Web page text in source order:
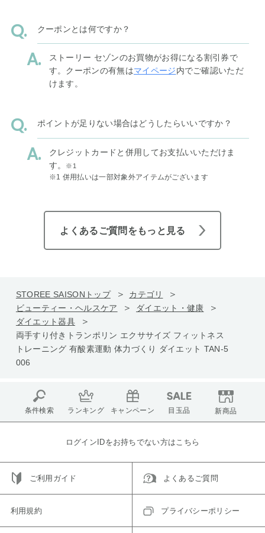
クーポンとは何ですか？
ストーリー セゾンのお買物がお得になる割引券で
す。クーポンの有無はマイページ内でご確認いただ
けます。
ポイントが足りない場合はどうしたらいいですか？
クレジットカードと併用してお支払いいただけま
す。
※1
※1 併用払いは一部対象外アイテムがございます
よくあるご質問をもっと見る
STOREE SAISONトップ
カテゴリ
ビューティー・ヘルスケア
ダイエット・健康
ダイエット器具
両手すり付きトランポリン エクササイズ フィットネス
トレーニング 有酸素運動 体力づくり ダイエット TAN-5
006
条件検索 ランキング キャンペーン 目玉品 新商品
ログインIDをお持ちでない方はこちら
ご利用ガイド よくあるご質問
利用規約 プライバシーポリシー